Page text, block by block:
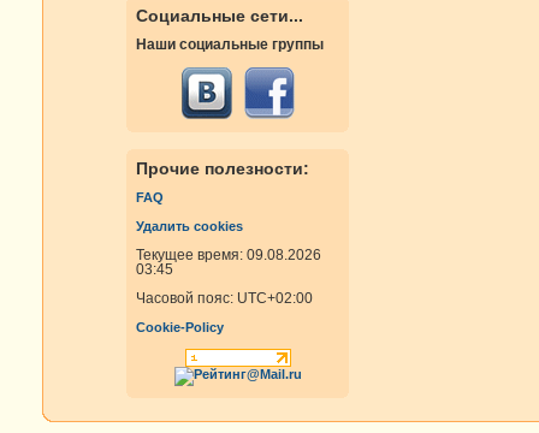
Социальные сети...
Наши социальные группы
Прочие полезности:
FAQ
Удалить cookies
Текущее время: 09.08.2026
03:45
Часовой пояс: UTC+02:00
Cookie-Policy